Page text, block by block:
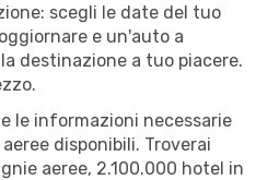
scegli le date del tuo
e un'auto a
destinazione a tuo piacere.
le informazioni necessarie
disponibili. Troverai
aeree, 2.100.000 hotel in